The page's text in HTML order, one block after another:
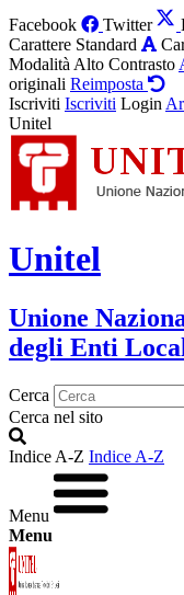
Facebook Twitter
Carattere Standard
Modalità Alto Contrasto
originali Reimposta
Iscriviti Iscriviti Login
Unitel
Unitel
Unione
degli Enti
Cerca
Cerca nel sito
Indice A-Z Indice A-Z
Menu
Menu